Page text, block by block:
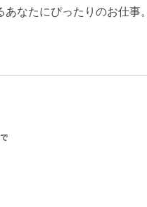
なたにぴったりのお仕事。